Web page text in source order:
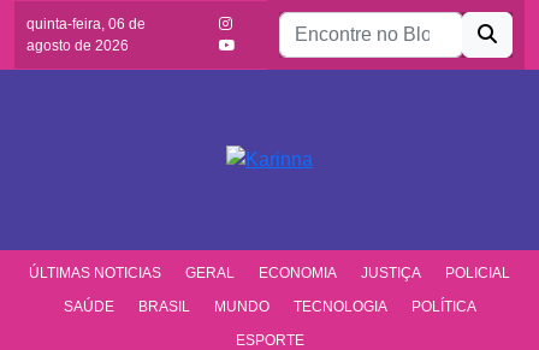
quinta-feira, 06 de
agosto de 2026
Buscar por:
ÚLTIMAS NOTICIAS GERAL ECONOMIA JUSTIÇA
POLICIAL
SAÚDE
BRASIL MUNDO TECNOLOGIA
POLÍTICA
ESPORTE